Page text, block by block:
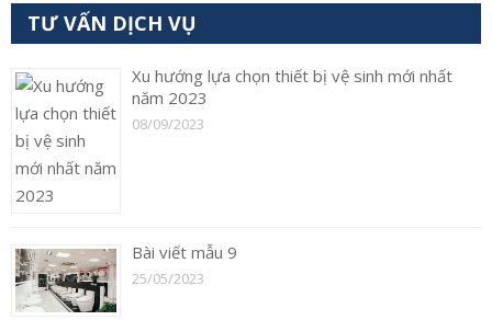
TƯ VẤN DỊCH VỤ
Xu hướng lựa chọn thiết bị vệ sinh mới nhất
năm 2023
08/09/2023
Bài viết mẫu 9
25/05/2023